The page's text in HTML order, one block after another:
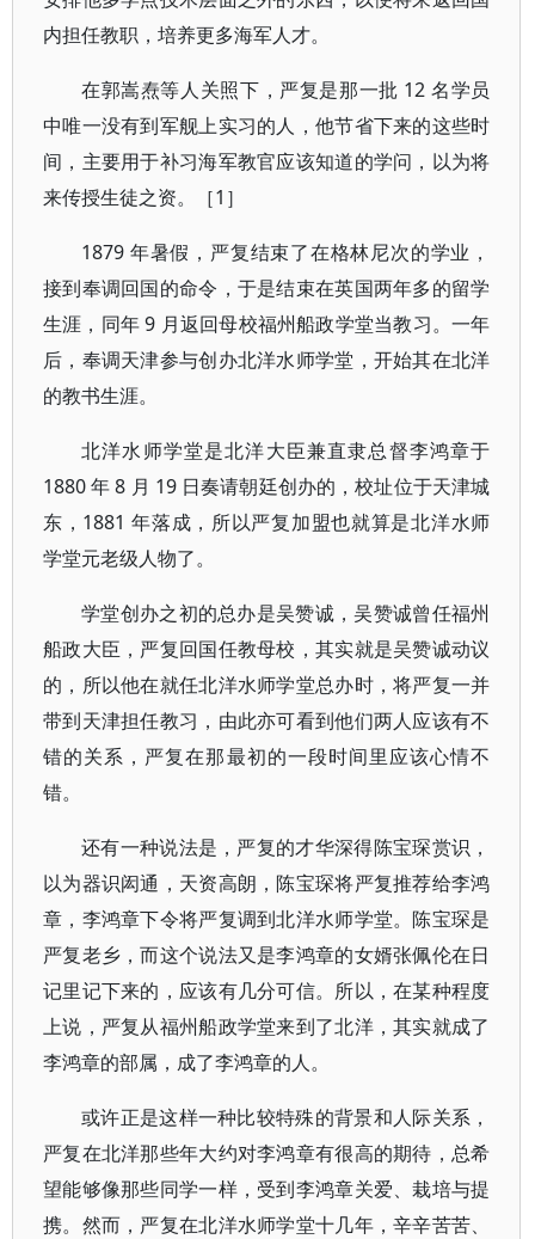
内担任教职，培养更多海军人才。
在郭嵩焘等人关照下，严复是那一批 12 名学员
中唯一没有到军舰上实习的人，他节省下来的这些时
间，主要用于补习海军教官应该知道的学问，以为将
来传授生徒之资。［1］
1879 年暑假，严复结束了在格林尼次的学业，
接到奉调回国的命令，于是结束在英国两年多的留学
生涯，同年 9 月返回母校福州船政学堂当教习。一年
后，奉调天津参与创办北洋水师学堂，开始其在北洋
的教书生涯。
北洋水师学堂是北洋大臣兼直隶总督李鸿章于
1880 年 8 月 19 日奏请朝廷创办的，校址位于天津城
东，1881 年落成，所以严复加盟也就算是北洋水师
学堂元老级人物了。
学堂创办之初的总办是吴赞诚，吴赞诚曾任福州
船政大臣，严复回国任教母校，其实就是吴赞诚动议
的，所以他在就任北洋水师学堂总办时，将严复一并
带到天津担任教习，由此亦可看到他们两人应该有不
错的关系，严复在那最初的一段时间里应该心情不
错。
还有一种说法是，严复的才华深得陈宝琛赏识，
以为器识闳通，天资高朗，陈宝琛将严复推荐给李鸿
章，李鸿章下令将严复调到北洋水师学堂。陈宝琛是
严复老乡，而这个说法又是李鸿章的女婿张佩伦在日
记里记下来的，应该有几分可信。所以，在某种程度
上说，严复从福州船政学堂来到了北洋，其实就成了
李鸿章的部属，成了李鸿章的人。
或许正是这样一种比较特殊的背景和人际关系，
严复在北洋那些年大约对李鸿章有很高的期待，总希
望能够像那些同学一样，受到李鸿章关爱、栽培与提
携。然而，严复在北洋水师学堂十几年，辛辛苦苦、